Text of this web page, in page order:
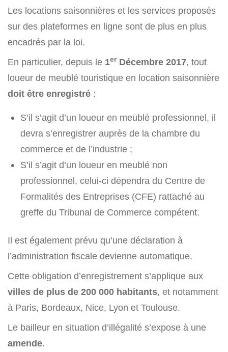
Les locations saisonnières et les services proposés
sur des plateformes en ligne sont de plus en plus
encadrés par la loi.
En particulier, depuis le 1erDécembre 2017, tout
loueur de meublé touristique en location saisonnière
doit être enregistré :
S’il s’agit d’un loueur en meublé professionnel, il
devra s’enregistrer auprès de la chambre du
commerce et de l’industrie ;
S’il s’agit d’un loueur en meublé non
professionnel, celui-ci dépendra du Centre de
Formalités des Entreprises (CFE) rattaché au
greffe du Tribunal de Commerce compétent.
Il est également prévu qu’une déclaration à
l’administration fiscale devienne automatique.
Cette obligation d’enregistrement s’applique aux
villes de plus de 200 000 habitants, et notamment
à Paris, Bordeaux, Nice, Lyon et Toulouse.
Le bailleur en situation d’illégalité s’expose à une
amende.